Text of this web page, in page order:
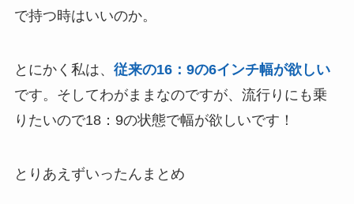
で持つ時はいいのか。
とにかく私は、 従来の16：9の6インチ幅が欲しい
です。そしてわがままなのですが、流行りにも乗
りたいので18：9の状態で幅が欲しいです！
とりあえずいったんまとめ